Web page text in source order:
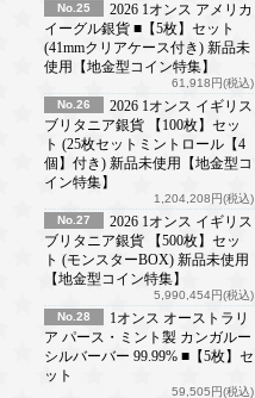
No.25
2026 1オンス アメリカ
イーグル銀貨 ■【5枚】セット
(41mmクリアケース付き) 新品未
使用【地金型コイン特集】
61,918円(税込)
No.26
2026 1オンス イギリス
ブリタニア銀貨 【100枚】セッ
ト (25枚セットミントロール【4
個】付き) 新品未使用【地金型コ
イン特集】
1,204,208円(税込)
No.27
2026 1オンス イギリス
ブリタニア銀貨 【500枚】セッ
ト (モンスターBOX) 新品未使用
【地金型コイン特集】
5,990,454円(税込)
No.28
1オンス オーストラリ
ア パース・ミント製 カンガルー
シルバーバー 99.99% ■【5枚】セ
ット
59,505円(税込)